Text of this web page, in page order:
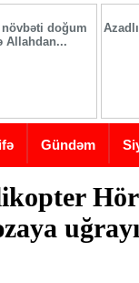
doğum
Allahdan...
Gündəm